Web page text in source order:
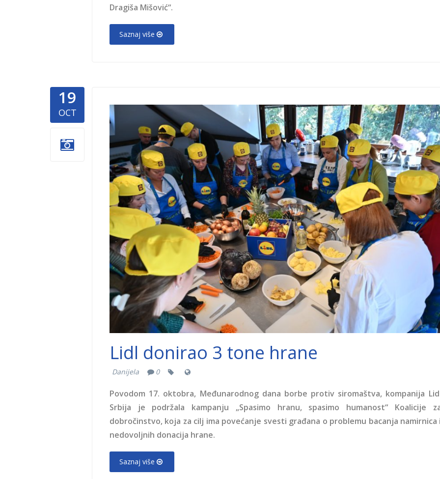
Dragiša Mišović“.
Saznaj više
19
OCT Lidl-spasimo-hranu.png
Lidl donirao 3 tone hrane
Danijela 0
Povodom 17. oktobra, Međunarodnog dana borbe protiv siromaštva, kompanija
Srbija je podržala kampanju „Spasimo hranu, spasimo humanost“ Koalicije
dobročinstvo, koja za cilj ima povećanje svesti građana o problemu bacanja namirnica
nedovoljnih donacija hrane.
Saznaj više